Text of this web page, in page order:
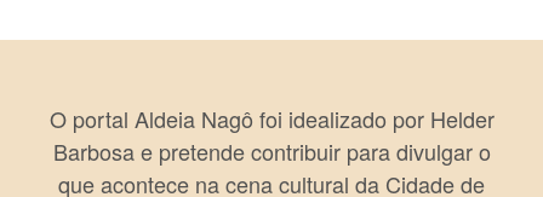
O portal Aldeia Nagô foi idealizado por Helder
Barbosa e pretende contribuir para divulgar o
que acontece na cena cultural da Cidade de